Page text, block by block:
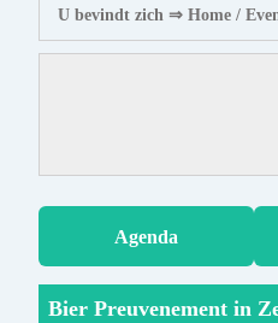
U bevindt zich ⇒ Home /
Agenda
Bier Preuvenement in